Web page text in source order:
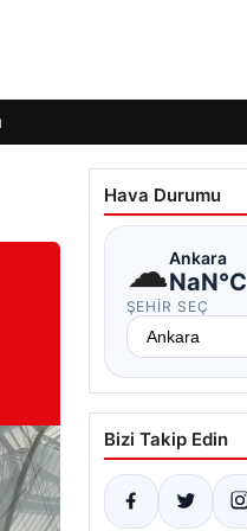
Hava Durumu
☁Ankara
NaN°C
ŞEHIR SEÇ
Bizi Takip Edin